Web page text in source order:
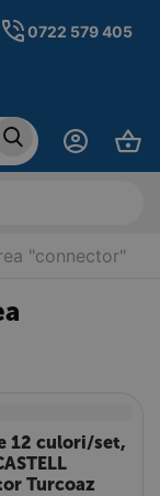
0722 579 405
"connector"
12 culori/set,
Turcoaz